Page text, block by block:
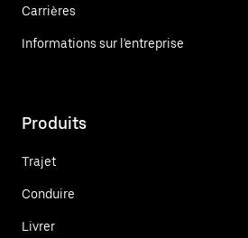
Carrières
Informations sur l'entreprise
Produits
Trajet
Conduire
Livrer